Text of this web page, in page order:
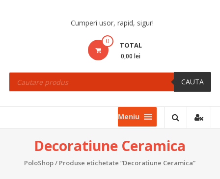
Cumperi usor, rapid, sigur!
0 TOTAL
0,00 lei
Products
search CAUTA
Meniu
Decoratiune Ceramica
PoloShop/ Produse etichetate “Decoratiune Ceramica”